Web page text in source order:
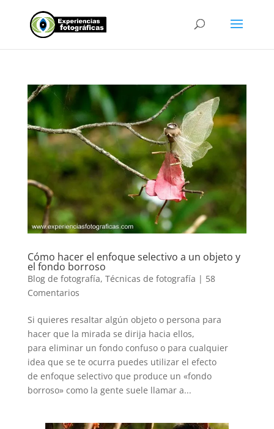
Cómo hacer el enfoque selectivo a un objeto y
el fondo borroso
Blog de fotografía, Técnicas de fotografía | 58
Comentarios
Si quieres resaltar algún objeto o persona para
hacer que la mirada se dirija hacia ellos,
para eliminar un fondo confuso o para cualquier
idea que se te ocurra puedes utilizar el efecto
de enfoque selectivo que produce un «fondo
borroso» como la gente suele llamar a...